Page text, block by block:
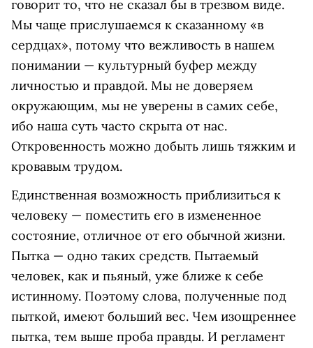
говорит то, что не сказал бы в трезвом виде.
Мы чаще прислушаемся к сказанному «в
сердцах», потому что вежливость в нашем
понимании — культурный буфер между
личностью и правдой. Мы не доверяем
окружающим, мы не уверены в самих себе,
ибо наша суть часто скрыта от нас.
Откровенность можно добыть лишь тяжким и
кровавым трудом.
Единственная возможность приблизиться к
человеку — поместить его в измененное
состояние, отличное от его обычной жизни.
Пытка — одно таких средств. Пытаемый
человек, как и пьяный, уже ближе к себе
истинному. Поэтому слова, полученные под
пыткой, имеют больший вес. Чем изощреннее
пытка, тем выше проба правды. И регламент